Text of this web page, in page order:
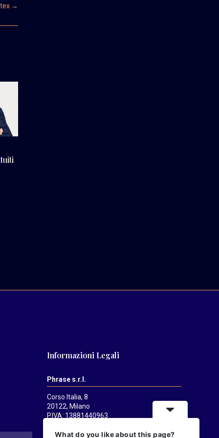
→
Informazioni Legali
Phrase s.r.l.
Corso Italia, 8
20122, Milano
P.IVA: 13881440963
Mediatrendsè una testata registrata
What do you like about this page?